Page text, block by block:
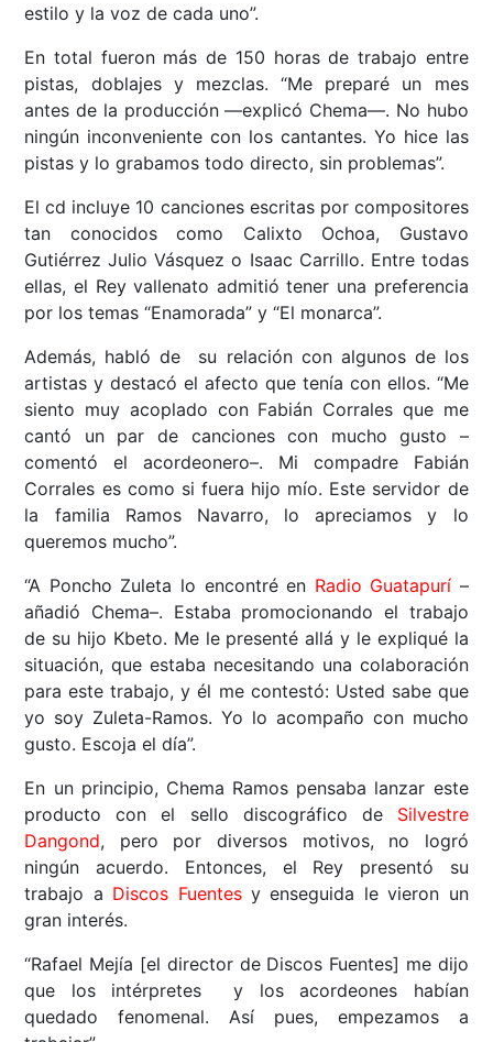
estilo y la voz de cada uno”.
En total fueron más de 150 horas de trabajo entre
pistas, doblajes y mezclas. “Me preparé un mes
antes de la producción ––explicó Chema––. No hubo
ningún inconveniente con los cantantes. Yo hice las
pistas y lo grabamos todo directo, sin problemas”.
El cd incluye 10 canciones escritas por compositores
tan conocidos como Calixto Ochoa, Gustavo
Gutiérrez Julio Vásquez o Isaac Carrillo. Entre todas
ellas, el Rey vallenato admitió tener una preferencia
por los temas “Enamorada” y “El monarca”.
Además, habló de su relación con algunos de los
artistas y destacó el afecto que tenía con ellos. “Me
siento muy acoplado con Fabián Corrales que me
cantó un par de canciones con mucho gusto –
comentó el acordeonero–. Mi compadre Fabián
Corrales es como si fuera hijo mío. Este servidor de
la familia Ramos Navarro, lo apreciamos y lo
queremos mucho”.
“A Poncho Zuleta lo encontré en Radio Guatapurí –
añadió Chema–. Estaba promocionando el trabajo
de su hijo Kbeto. Me le presenté allá y le expliqué la
situación, que estaba necesitando una colaboración
para este trabajo, y él me contestó: Usted sabe que
yo soy Zuleta-Ramos. Yo lo acompaño con mucho
gusto. Escoja el día”.
En un principio, Chema Ramos pensaba lanzar este
producto con el sello discográfico de Silvestre
Dangond, pero por diversos motivos, no logró
ningún acuerdo. Entonces, el Rey presentó su
trabajo a Discos Fuentesy enseguida le vieron un
gran interés.
“Rafael Mejía [el director de Discos Fuentes] me dijo
que los intérpretes y los acordeones habían
quedado fenomenal. Así pues, empezamos a